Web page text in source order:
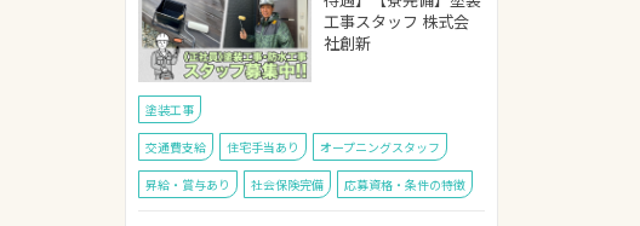
工事スタッフ 株式会
社創新
塗装工事
交通費支給 住宅手当あり オープニングスタッフ
昇給・賞与あり 社会保険完備 応募資格・条件の特徴